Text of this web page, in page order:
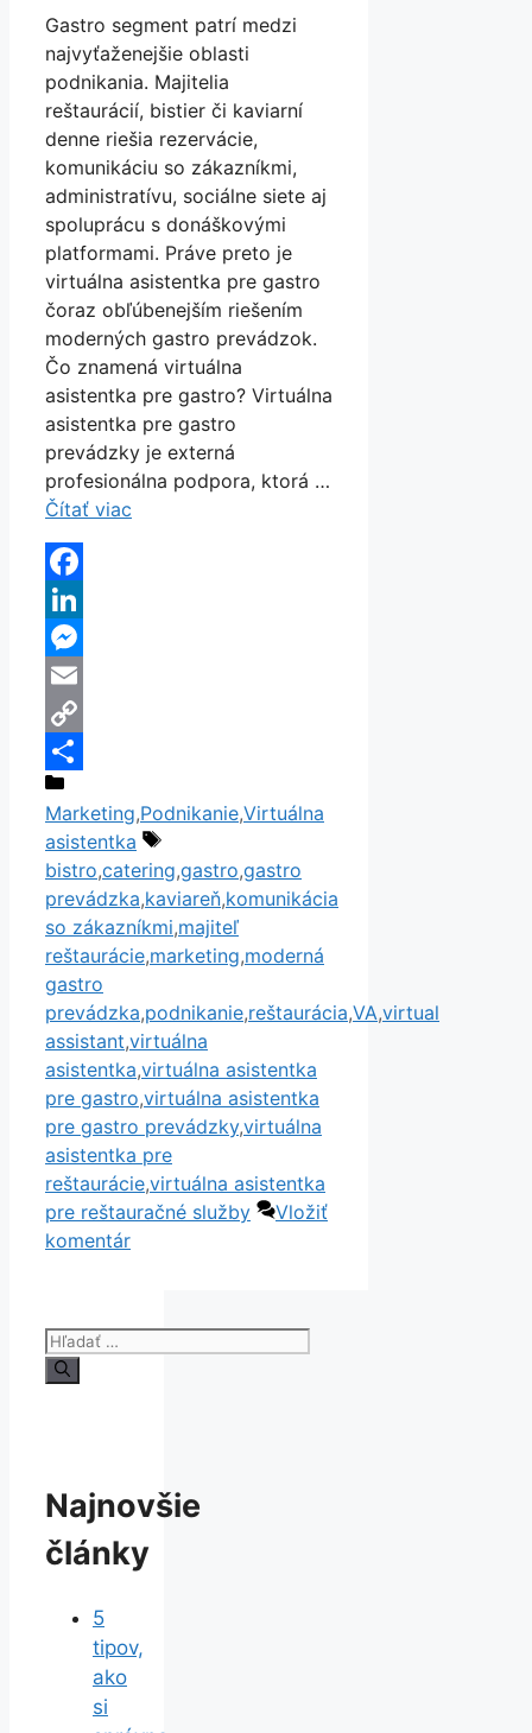
Gastro segment patrí medzi
najvyťaženejšie oblasti
podnikania. Majitelia
reštaurácií, bistier či kaviarní
denne riešia rezervácie,
komunikáciu so zákazníkmi,
administratívu, sociálne siete aj
spoluprácu s donáškovými
platformami. Práve preto je
virtuálna asistentka pre gastro
čoraz obľúbenejším riešením
moderných gastro prevádzok.
Čo znamená virtuálna
asistentka pre gastro? Virtuálna
asistentka pre gastro
prevádzky je externá
profesionálna podpora, ktorá …
Čítať viac
Facebook
LinkedIn
Messenger
Email
Copy
Link
ShareKategórie
Marketing,Podnikanie,Virtuálna
asistentka
Značky
bistro,catering,gastro,gastro
prevádzka,kaviareň,komunikácia
so zákazníkmi,majiteľ
reštaurácie,marketing,moderná
gastro
prevádzka,podnikanie,reštaurácia,VA,virtual
assistant,virtuálna
asistentka,virtuálna asistentka
pre gastro,virtuálna asistentka
pre gastro prevádzky,virtuálna
asistentka pre
reštaurácie,virtuálna asistentka
pre reštauračné služby
Vložiť
komentár
Hľadať:
Najnovšie
články
5
tipov,
ako
si